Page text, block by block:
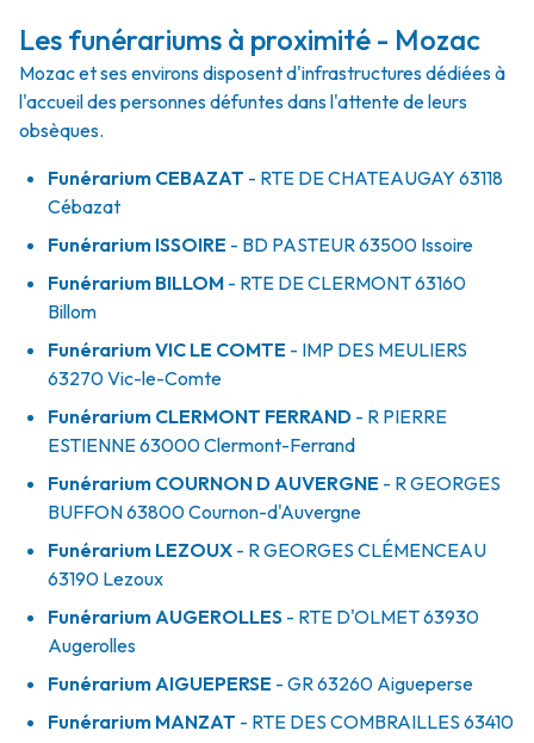
Les funérariums à proximité - Mozac
Mozac et ses environs disposent d'infrastructures dédiées à
l'accueil des personnes défuntes dans l'attente de leurs
obsèques.
Funérarium CEBAZAT - RTE DE CHATEAUGAY 63118
Cébazat
Funérarium ISSOIRE - BD PASTEUR63500 Issoire
Funérarium BILLOM - RTE DE CLERMONT63160
Billom
FunérariumVIC LE COMTE - IMP DES MEULIERS
63270Vic-le-Comte
Funérarium CLERMONT FERRAND - R PIERRE
ESTIENNE63000Clermont-Ferrand
Funérarium COURNON D AUVERGNE - RGEORGES
BUFFON63800Cournon-d'Auvergne
Funérarium LEZOUX - RGEORGES CLÉMENCEAU
63190 Lezoux
FunérariumAUGEROLLES - RTE D'OLMET63930
Augerolles
FunérariumAIGUEPERSE - GR63260 Aigueperse
Funérarium MANZAT - RTE DES COMBRAILLES 63410